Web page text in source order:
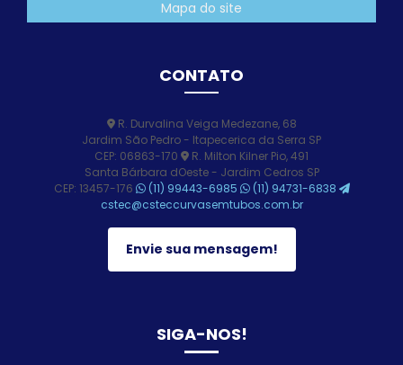
Mapa do site
CONTATO
R. Durvalina Veiga Medezane, 68
Jardim São Pedro - Itapecerica da Serra SP
CEP: 06863-170
R. Milton Kilner Pio, 491
Santa Bárbara dOeste - Jardim Cedros SP
CEP: 13457-176
(11) 99443-6985
(11) 94731-6838
cstec@csteccurvasemtubos.com.br
Envie sua mensagem!
SIGA-NOS!